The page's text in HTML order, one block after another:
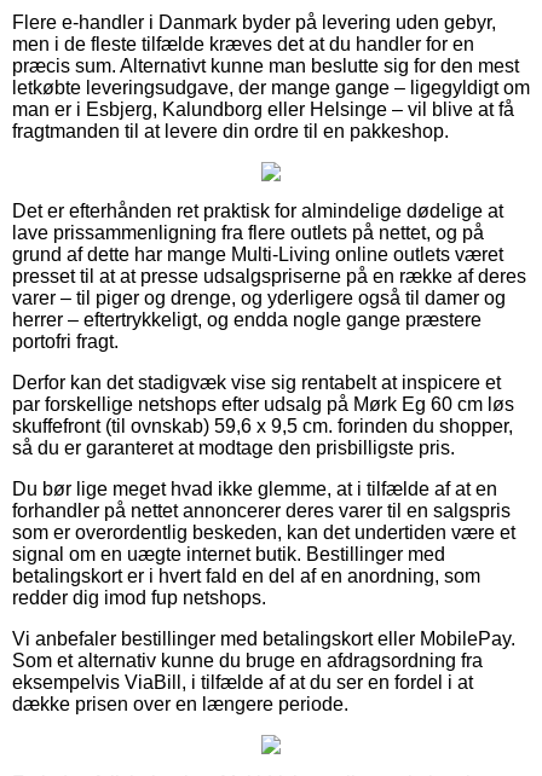
Flere e-handler i Danmark byder på levering uden gebyr,
men i de fleste tilfælde kræves det at du handler for en
præcis sum. Alternativt kunne man beslutte sig for den mest
letkøbte leveringsudgave, der mange gange – ligegyldigt om
man er i Esbjerg, Kalundborg eller Helsinge – vil blive at få
fragtmanden til at levere din ordre til en pakkeshop.
Det er efterhånden ret praktisk for almindelige dødelige at
lave prissammenligning fra flere outlets på nettet, og på
grund af dette har mange Multi-Living online outlets været
presset til at at presse udsalgspriserne på en række af deres
varer – til piger og drenge, og yderligere også til damer og
herrer – eftertrykkeligt, og endda nogle gange præstere
portofri fragt.
Derfor kan det stadigvæk vise sig rentabelt at inspicere et
par forskellige netshops efter udsalg på Mørk Eg 60 cm løs
skuffefront (til ovnskab) 59,6 x 9,5 cm. forinden du shopper,
så du er garanteret at modtage den prisbilligste pris.
Du bør lige meget hvad ikke glemme, at i tilfælde af at en
forhandler på nettet annoncerer deres varer til en salgspris
som er overordentlig beskeden, kan det undertiden være et
signal om en uægte internet butik. Bestillinger med
betalingskort er i hvert fald en del af en anordning, som
redder dig imod fup netshops.
Vi anbefaler bestillinger med betalingskort eller MobilePay.
Som et alternativ kunne du bruge en afdragsordning fra
eksempelvis ViaBill, i tilfælde af at du ser en fordel i at
dække prisen over en længere periode.